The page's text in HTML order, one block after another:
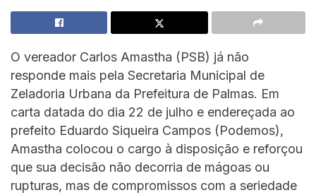
O vereador Carlos Amastha (PSB) já não
responde mais pela Secretaria Municipal de
Zeladoria Urbana da Prefeitura de Palmas. Em
carta datada do dia 22 de julho e endereçada ao
prefeito Eduardo Siqueira Campos (Podemos),
Amastha colocou o cargo à disposição e reforçou
que sua decisão não decorria de mágoas ou
rupturas, mas de compromissos com a seriedade